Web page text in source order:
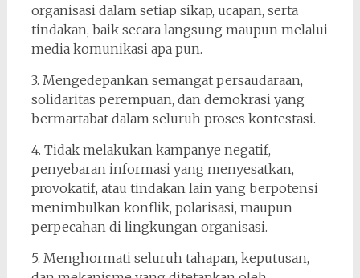
organisasi dalam setiap sikap, ucapan, serta
tindakan, baik secara langsung maupun melalui
media komunikasi apa pun.
3. Mengedepankan semangat persaudaraan,
solidaritas perempuan, dan demokrasi yang
bermartabat dalam seluruh proses kontestasi.
4. Tidak melakukan kampanye negatif,
penyebaran informasi yang menyesatkan,
provokatif, atau tindakan lain yang berpotensi
menimbulkan konflik, polarisasi, maupun
perpecahan di lingkungan organisasi.
5. Menghormati seluruh tahapan, keputusan,